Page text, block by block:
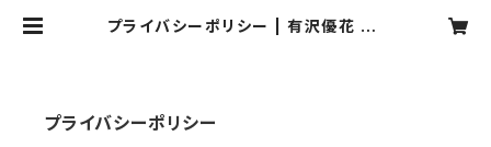
プライバシーポリシー | 有沢優花 OF
プライバシーポリシー